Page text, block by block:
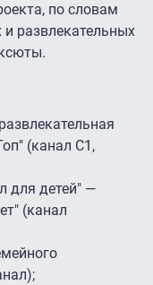
по словам
развлекательных
(канал С1,
для детей" —
(канал